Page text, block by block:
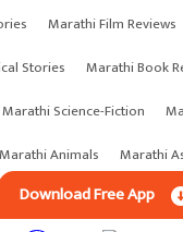
Marathi Film Reviews
Stories
Marathi Book
Marathi Science-Fiction
Marathi Animals
Marathi
Marathi Anything Marathi
Download Free App